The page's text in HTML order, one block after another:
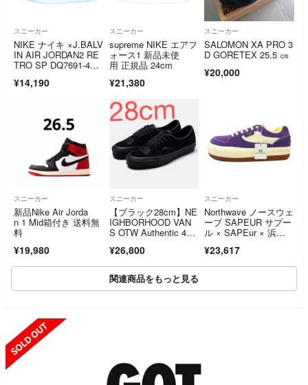
スニーカー
NIKE ナイキ ×J.BALV
IN AIR JORDAN2 RE
TRO SP DQ7691-41
ーダン2 レトロ ハイ
¥14,190
スニーカー
supreme NIKE エアフ
ォース1 新品未使
用 正規品 24cm
¥21,380
スニーカー
SALOMON XA PRO 3
D GORETEX 25.5 ㎝
¥20,000
スニーカー
新品Nike Air Jorda
n 1 Mid箱付き 送料無
料
¥19,980
スニーカー
【ブラック28cm】NE
IGHBORHOOD VAN
S OTW Authentic 4
ンズ
¥26,800
スニーカー
Northwave ノースウェ
ーブ SAPEUR サプー
ル × SAPEur × 浜田
GEND SUEDE サプー
ル エスプレッソ スニ
用】【中古】
¥23,617
関連商品をもっと見る